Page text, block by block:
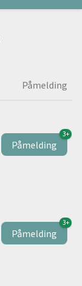
Påmelding
Påmelding
3+
Påmelding
3+